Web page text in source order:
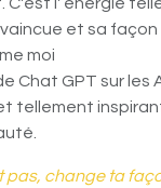
C'est l' énergie
et sa façon
moi
Chat GPT sur les
tellement
pas, change ta